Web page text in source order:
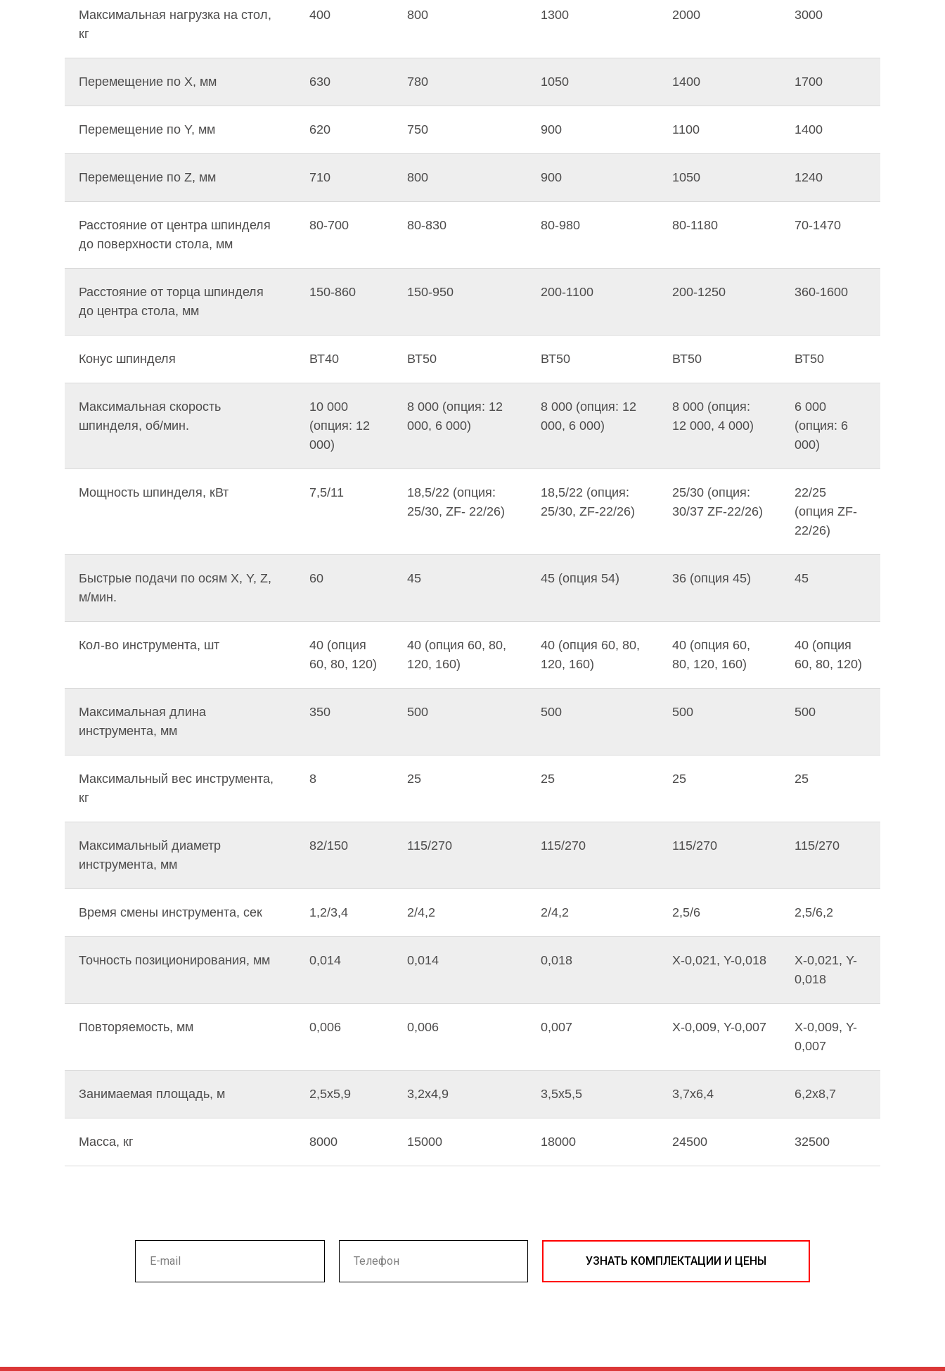
Максимальная нагрузка на стол,
кг
400 800 1300 2000 3000
Перемещение по Х, мм 630 780 1050 1400 1700
Перемещение по Y, мм 620 750 900 1100 1400
Перемещение по Z, мм 710 800 900 1050 1240
Расстояние от центра шпинделя
до поверхности стола, мм
80-700 80-830 80-980 80-1180 70-1470
Расстояние от торца шпинделя
до центра стола, мм
150-860 150-950 200-1100 200-1250 360-1600
Конус шпинделя ВТ40 ВТ50 ВТ50 ВТ50 ВТ50
Максимальная скорость
шпинделя, об/мин.
10 000
(опция: 12
000)
8 000 (опция: 12
000, 6 000)
8 000 (опция: 12
000, 6 000)
8 000 (опция:
12 000, 4 000)
6 000
(опция: 6
000)
Мощность шпинделя, кВт 7,5/11
18,5/22 (опция:
25/30, ZF- 22/26)
18,5/22 (опция:
25/30, ZF-22/26)
25/30 (опция:
30/37 ZF-22/26)
22/25
(опция ZF-
22/26)
Быстрые подачи по осям X, Y, Z,
м/мин.
60 45 45 (опция 54) 36 (опция 45) 45
Кол-во инструмента, шт
40 (опция
60, 80, 120)
40 (опция 60, 80,
120, 160)
40 (опция 60, 80,
120, 160)
40 (опция 60,
80, 120, 160)
40 (опция
60, 80, 120)
Максимальная длина
инструмента, мм
350 500 500 500 500
Максимальный вес инструмента,
кг
8 25 25 25 25
Максимальный диаметр
инструмента, мм
82/150 115/270 115/270 115/270 115/270
Время смены инструмента, сек 1,2/3,4 2/4,2 2/4,2 2,5/6 2,5/6,2
Точность позиционирования, мм 0,014 0,014 0,018 X-0,021, Y-0,018
X-0,021, Y-
0,018
Повторяемость, мм 0,006 0,006 0,007 X-0,009, Y-0,007
X-0,009, Y-
0,007
Занимаемая площадь, м 2,5х5,9 3,2х4,9 3,5х5,5 3,7х6,4 6,2х8,7
Масса, кг 8000 15000 18000 24500 32500
УЗНАТЬ КОМПЛЕКТАЦИИ И ЦЕНЫ